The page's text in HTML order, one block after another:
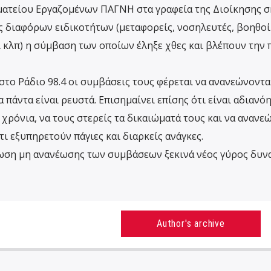
Εργαζομένων ΠΑΓΝΗ στα γραφεία της Διοίκησης
διαφόρων ειδικοτήτων (μεταφορείς, νοσηλευτές, βοηθοί
κλπ) η σύμβαση των οποίων έληξε χθες και βλέπουν την
Ράδιο 98.4 οι συμβάσεις τους φέρεται να
είναι ρευστά. Επισημαίνει επίσης ότι είναι
να τους στερείς τα δικαιώματά τους και να
εξυπηρετούν πάγιες και διαρκείς ανάγκες.
μη ανανέωσης των συμβάσεων ξεκινά νέος γύρος
Author's archive